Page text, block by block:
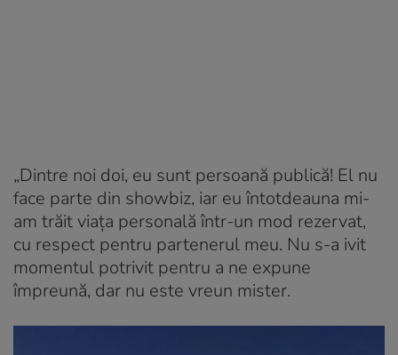
„Dintre noi doi, eu sunt persoană publică! El nu
face parte din showbiz, iar eu întotdeauna mi-
am trăit viața personală într-un mod rezervat,
cu respect pentru partenerul meu. Nu s-a ivit
momentul potrivit pentru a ne expune
împreună, dar nu este vreun mister.